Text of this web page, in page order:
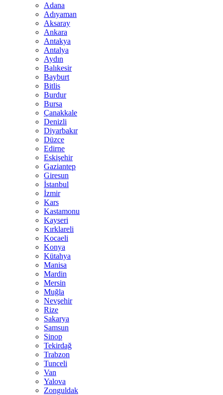
Adana
Adıyaman
Aksaray
Ankara
Antakya
Antalya
Aydın
Balıkesir
Bayburt
Bitlis
Burdur
Bursa
Çanakkale
Denizli
Diyarbakır
Düzce
Edirne
Eskişehir
Gaziantep
Giresun
İstanbul
İzmir
Kars
Kastamonu
Kayseri
Kırklareli
Kocaeli
Konya
Kütahya
Manisa
Mardin
Mersin
Muğla
Nevşehir
Rize
Sakarya
Samsun
Sinop
Tekirdağ
Trabzon
Tunceli
Van
Yalova
Zonguldak